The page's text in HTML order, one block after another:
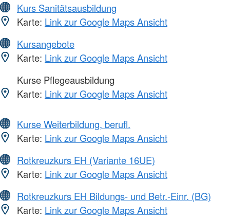
Kurs Sanitätsausbildung
Karte: Link zur Google Maps Ansicht
Kursangebote
Karte: Link zur Google Maps Ansicht
Kurse Pflegeausbildung
Karte: Link zur Google Maps Ansicht
Kurse Weiterbildung, berufl.
Karte: Link zur Google Maps Ansicht
Rotkreuzkurs EH (Variante 16UE)
Karte: Link zur Google Maps Ansicht
Rotkreuzkurs EH Bildungs- und Betr.-Einr. (BG)
Karte: Link zur Google Maps Ansicht